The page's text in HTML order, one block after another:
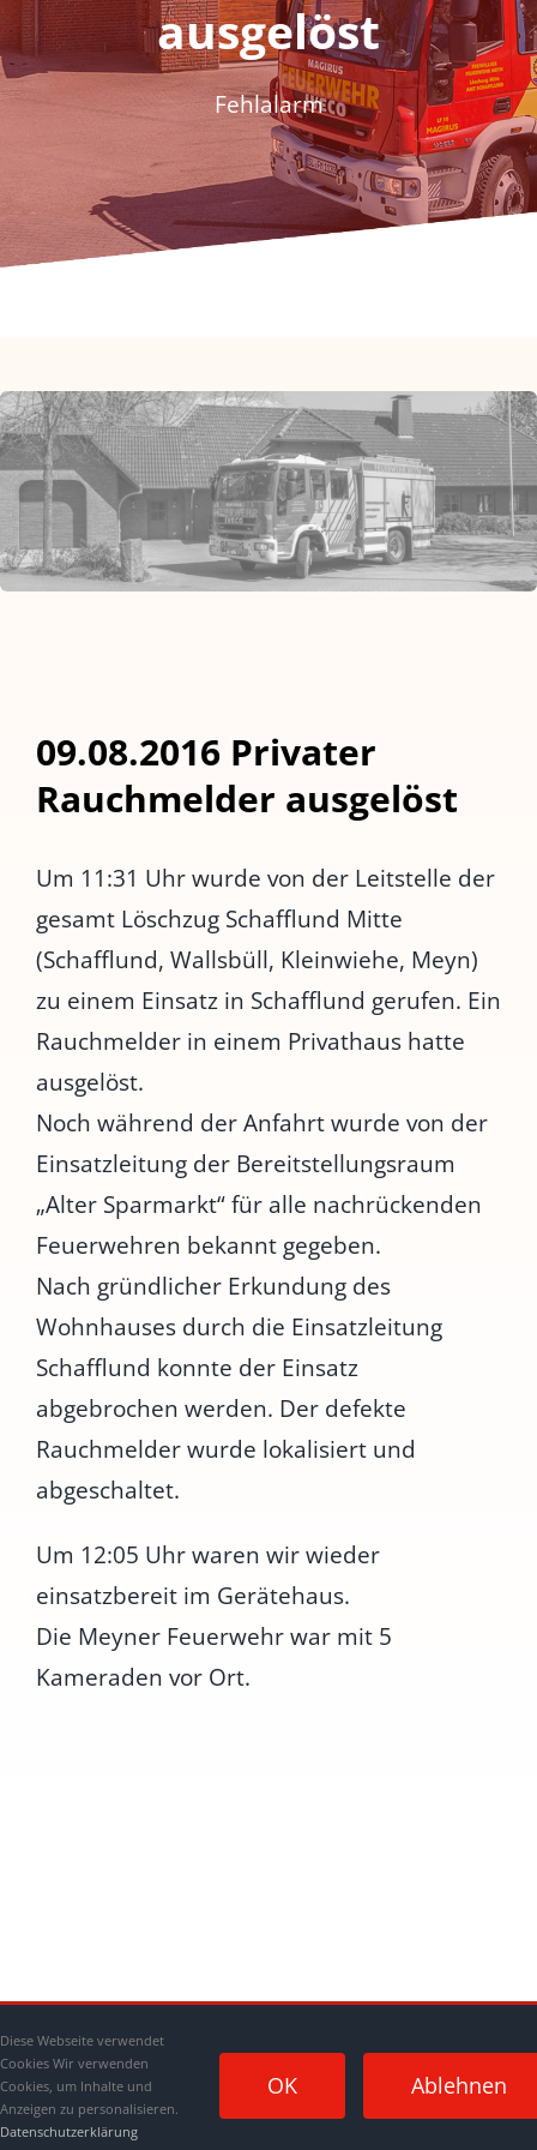
Fördern & Spenden
Historie
Kontakt
ausgelöst
Fehlalarm
09.08.2016 Privater
Rauchmelder ausgelöst
Um 11:31 Uhr wurde von der Leitstelle der
gesamt Löschzug Schafflund Mitte
(Schafflund, Wallsbüll, Kleinwiehe, Meyn)
zu einem Einsatz in Schafflund gerufen. Ein
Rauchmelder in einem Privathaus hatte
ausgelöst.
Noch während der Anfahrt wurde von der
Einsatzleitung der Bereitstellungsraum
„Alter Sparmarkt“ für alle nachrückenden
Feuerwehren bekannt gegeben.
Nach gründlicher Erkundung des
Wohnhauses durch die Einsatzleitung
Schafflund konnte der Einsatz
abgebrochen werden. Der defekte
Rauchmelder wurde lokalisiert und
abgeschaltet.
Um 12:05 Uhr waren wir wieder
einsatzbereit im Gerätehaus.
Die Meyner Feuerwehr war mit 5
Kameraden vor Ort.
Diese Webseite verwendet
Cookies Wir verwenden
Cookies, um Inhalte und
Anzeigen zu personalisieren.
Datenschutzerklärung
OK Ablehnen